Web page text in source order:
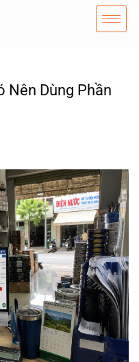
Nên Dùng Phần